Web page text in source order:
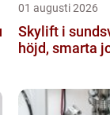
01 augusti 2026
Skylift i sundsvall
höjd, smarta